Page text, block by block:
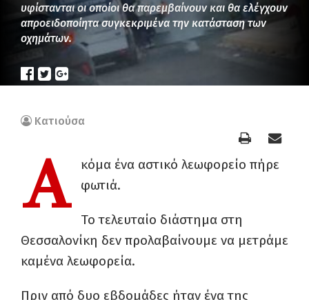
υφίστανται οι οποίοι θα παρεμβαίνουν και θα ελέγχουν
απροειδοποίητα συγκεκριμένα την κατάσταση των
οχημάτων.
Κατιούσα
Α
κόμα ένα αστικό λεωφορείο πήρε
φωτιά.
Το τελευταίο διάστημα στη
Θεσσαλονίκη δεν προλαβαίνουμε να μετράμε
καμένα λεωφορεία.
Πριν από δυο εβδομάδες ήταν ένα της